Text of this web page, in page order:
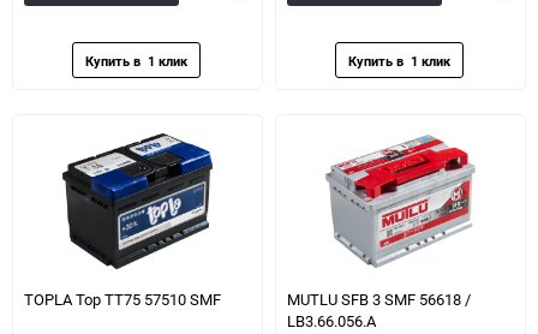
TOPLA Top TT75 57510 SMF
MUTLU SFB 3 SMF 56618 /
LB3.66.056.A